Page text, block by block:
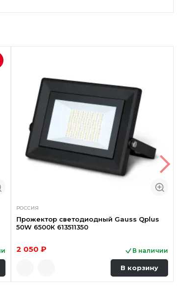
РОССИЯ
Прожектор светодиодный Gauss Qplus
50W 6500К 613511350
2 050 ₽ В наличии
В корзину